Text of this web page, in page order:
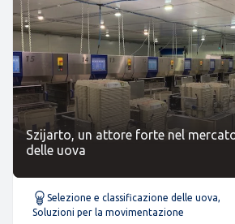
Szijarto, un attore forte nel
delle uova
Selezione e classificazione delle uova,
Soluzioni per la movimentazione